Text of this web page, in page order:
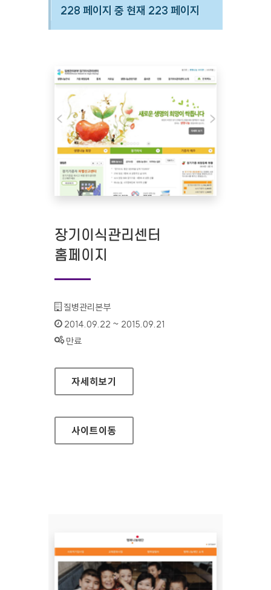
228 페이지 중 현재 223 페이지
장기이식관리센터
홈페이지
기관명 :
질병관리본부
인증기간 :
2014.09.22 ~ 2015.09.21
상태 :
만료
장기이식관리센터 홈페이지
자세히보기
사이트이동